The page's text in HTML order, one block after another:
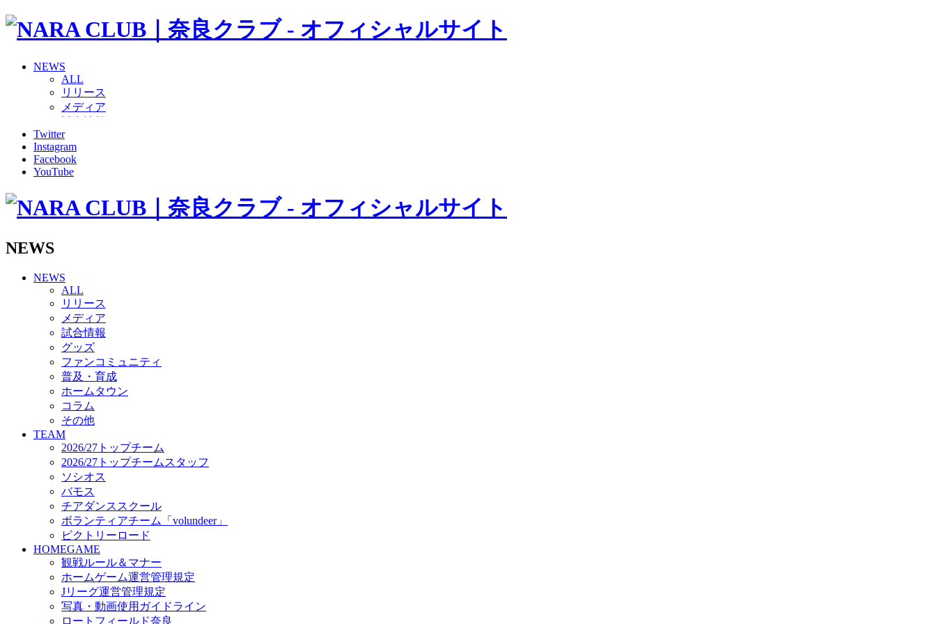
NEWS
ALL
リリース
メディア
グッズ
ファンコミュニティ
普及・育成
ホームタウン
その他
バモス
チアダンススクール
ボランティアチーム「volundeer」
ビクトリーロード
HOMEGAME
観戦ルール＆マナー
ホームゲーム運営管理規定
Jリーグ運営管理規定
写真・動画使用ガイドライン
ロートフィールド奈良
SCHEDULE
2026/27
練習見学時のファンサービスについて
TICKET
奈良クラブ明治安田J3リーグ2026/27シーズン試合観戦チケット
奈良クラブ明治安田Ｊ3リーグ 2026/27シーズン「鹿パス」
観戦ルール＆マナー
FANCOMMUNITY
2026/27ファンコミュニティ
サポートショップ
GOODS
オフィシャルストア（実店舗）
オンラインストア
ACADEMY
アカデミーについて
Twitter
Instagram
Facebook
YouTube
NEWS
NEWS
ALL
リリース
メディア
試合情報
グッズ
ファンコミュニティ
普及・育成
ホームタウン
コラム
その他
TEAM
2026/27トップチーム
2026/27トップチームスタッフ
ソシオス
バモス
チアダンススクール
ボランティアチーム「volundeer」
ビクトリーロード
HOMEGAME
観戦ルール＆マナー
ホームゲーム運営管理規定
Jリーグ運営管理規定
写真・動画使用ガイドライン
ロートフィールド奈良